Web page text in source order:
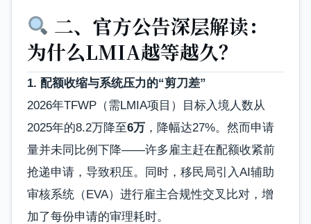
二、官方公告深层解读：
为什么LMIA越等越久？
1. 配额收缩与系统压力的“剪刀差”
2026年TFWP（需LMIA项目）目标入境人数从
2025年的8.2万降至6万 ，降幅达27%。然而申请
量并未同比例下降——许多雇主赶在配额收紧前
抢递申请，导致积压。同时，移民局引入AI辅助
审核系统（EVA）进行雇主合规性交叉比对，增
加了每份申请的审理耗时。